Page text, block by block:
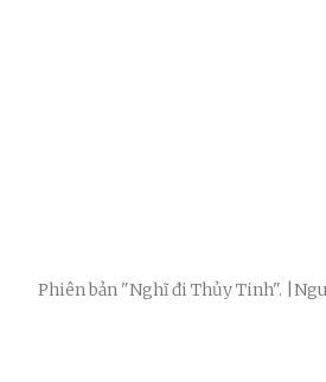
Phiên bản "Nghĩ đi Thủy Tinh".